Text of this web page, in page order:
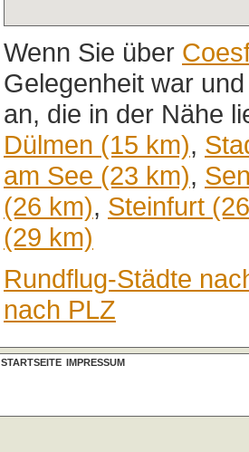
Wenn Sie über
Gelegenheit war
an, die in der Nähe
Dülmen (15 km),
am See (23 km),
(26 km), Steinfurt
(29 km)
Rundflug-Städte
nach PLZ
STARTSEITE IMPRESSUM